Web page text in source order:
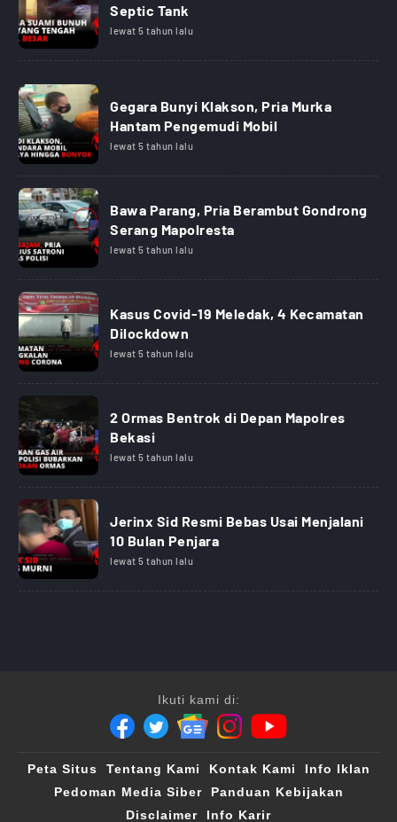
Septic Tank
lewat 5 tahun lalu
Gegara Bunyi Klakson, Pria Murka
Hantam Pengemudi Mobil
lewat 5 tahun lalu
Bawa Parang, Pria Berambut Gondrong
Serang Mapolresta
lewat 5 tahun lalu
Kasus Covid-19 Meledak, 4 Kecamatan
Dilockdown
lewat 5 tahun lalu
2 Ormas Bentrok di Depan Mapolres
Bekasi
lewat 5 tahun lalu
Jerinx Sid Resmi Bebas Usai Menjalani
10 Bulan Penjara
lewat 5 tahun lalu
Ikuti kami di:
Peta Situs Tentang Kami Kontak Kami
Info Iklan
Pedoman Media Siber
Panduan Kebijakan
Disclaimer
Info Karir